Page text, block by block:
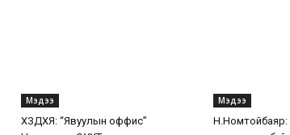
Мэдээ
ХЗДХЯ: “Явуулын оффис”
Мэдээ
Н.Номтойбаяр: